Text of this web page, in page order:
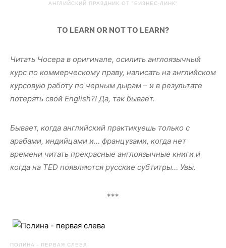
АНГЛИЙСКИЙ ПРАЗДНИК ОТ "БИЗНЕС-ЛИНК"
TO LEARN OR NOT TO LEARN?
Читать Чосера в оригинале, осилить англоязычный
курс по коммерческому праву, написать на английском
курсовую работу по черным дырам – и в результате
потерять свой English?! Да, так бывает.
Бывает, когда английский практикуешь только с
арабами, индийцами и… французами, когда нет
времени читать прекрасные англоязычные книги и
когда на TED появляются русские субтитры… Увы.
***
ПОЛИНА - ПЕРВАЯ СЛЕВА